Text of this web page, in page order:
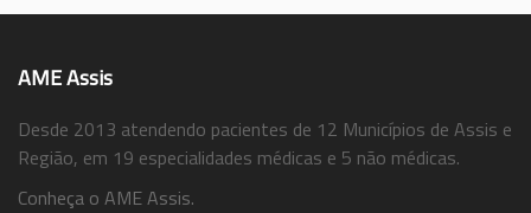
AME Assis
Desde 2013 atendendo pacientes de 12 Municípios de Assis e
Região, em 19 especialidades médicas e 5 não médicas.
Conheça o AME Assis.